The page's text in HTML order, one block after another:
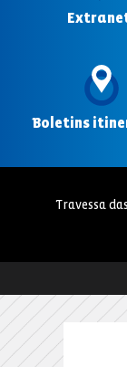
Boletins
Travessa